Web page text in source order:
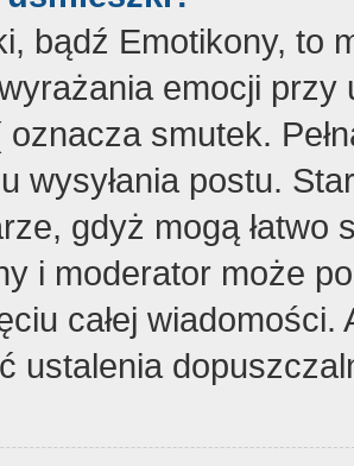
bądź Emotikony, to
emocji
oznacza smutek.
wysyłania postu.
gdyż mogą
i moderator może
całej
ustalenia